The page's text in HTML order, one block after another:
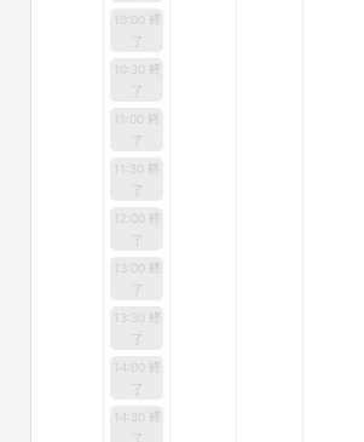
10:00 終
了
10:30 終
了
11:00 終
了
11:30 終
了
12:00 終
了
13:00 終
了
13:30 終
了
14:00 終
了
14:30 終
了